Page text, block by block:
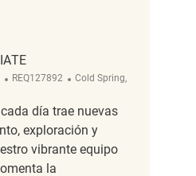
Associate
ReqId
REQ127892 Ubicación
Cold Spring,
día trae nuevas
exploración y
vibrante equipo
la